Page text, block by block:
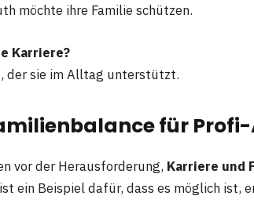
möchte ihre Familie schützen.
Karriere?
der sie im Alltag unterstützt.
für
vor der Herausforderung, Karriere und
ein Beispiel dafür, dass es möglich ist,